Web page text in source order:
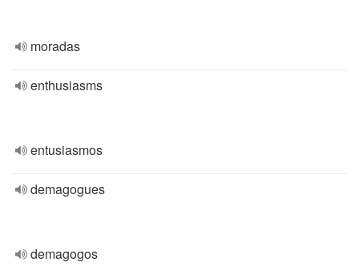
moradas
enthusiasms
entusiasmos
demagogues
demagogos